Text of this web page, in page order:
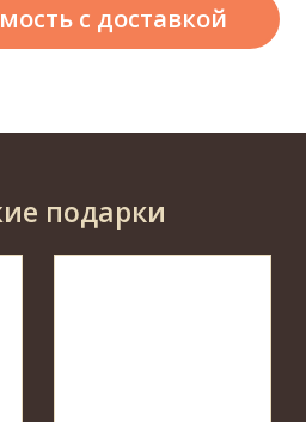
с доставкой
подарки